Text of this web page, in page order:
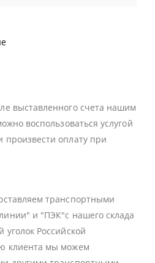
выставленного счета нашим
воспользоваться услугой
оплату при
транспортными
и "ПЭК"с нашего склада
Российской
клиента мы можем